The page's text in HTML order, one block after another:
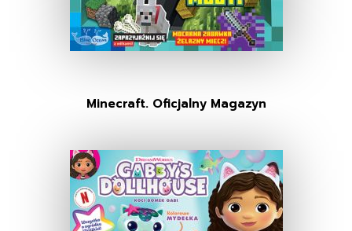
Minecraft. Oficjalny Magazyn